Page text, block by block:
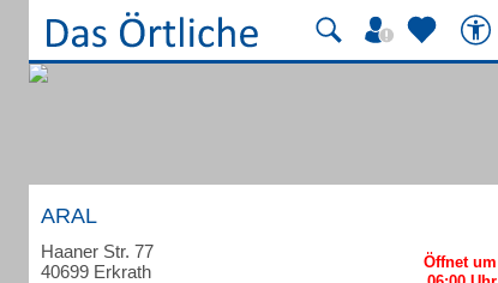
ARAL
Haaner Str. 77
40699 Erkrath